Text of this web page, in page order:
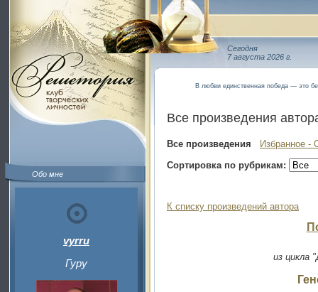
Обо мне
vyrru
Гуру
Сегодня
7 августа 2026 г.
В любви единственная победа — это
Все произведения
Все произведения
Избранное -
Сортировка по рубрикам:
К списку произведений автора
из цикла